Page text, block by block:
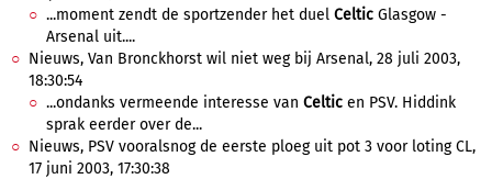
...moment zendt de sportzender het duel Celtic Glasgow -
Arsenal uit....
Nieuws, Van Bronckhorst wil niet weg bij Arsenal, 28 juli 2003,
18:30:54
...ondanks vermeende interesse van Celtic en PSV. Hiddink
sprak eerder over de...
Nieuws, PSV vooralsnog de eerste ploeg uit pot 3 voor loting CL,
17 juni 2003, 17:30:38